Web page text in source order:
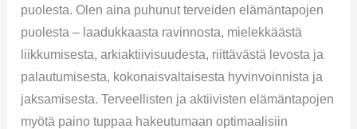
puolesta. Olen aina puhunut terveiden elämäntapojen
puolesta – laadukkaasta ravinnosta, mielekkäästä
liikkumisesta, arkiaktiivisuudesta, riittävästä levosta ja
palautumisesta, kokonaisvaltaisesta hyvinvoinnista ja
jaksamisesta. Terveellisten ja aktiivisten elämäntapojen
myötä paino tuppaa hakeutumaan optimaalisiin